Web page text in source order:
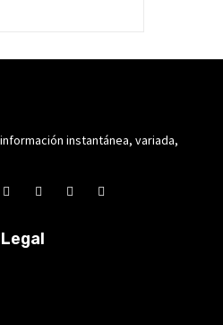
instantánea, variada,
Legal